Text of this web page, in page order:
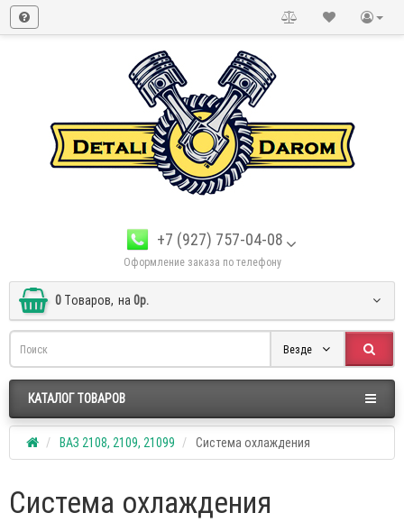
+7 (927) 757-04-08
Оформление заказа по телефону
0 Tоваров, на 0р.
Везде
КАТАЛОГ ТОВАРОВ
ВАЗ 2108, 2109, 21099 Система охлаждения
Система охлаждения